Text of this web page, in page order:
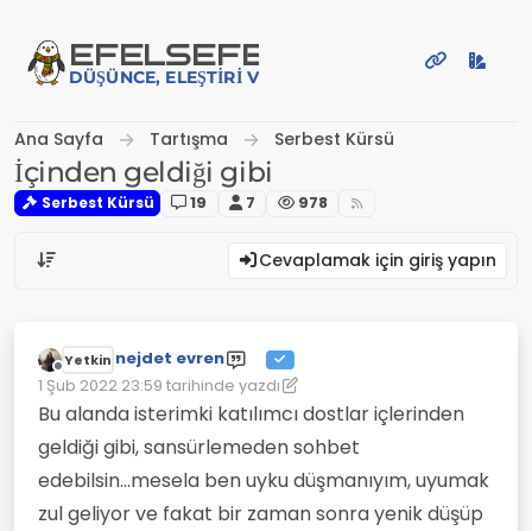
EFELSEFE
DÜŞÜNCE, ELEŞTIRI VE PAYLAŞIM PLATFORMU
Ana Sayfa Tartışma Serbest Kürsü
İçinden geldiği gibi
Serbest Kürsü 19 7 978
Cevaplamak için giriş yapın
Çevrimdışı
Yetkin nejdet evren
1 Şub 2022 23:59 tarihinde yazdı
Son düzenleyen: nejdet evren2 Oca 2022 23:59
Bu alanda isterimki katılımcı dostlar içlerinden
geldiği gibi, sansürlemeden sohbet
edebilsin...mesela ben uyku düşmanıyım, uyumak
zul geliyor ve fakat bir zaman sonra yenik düşüp